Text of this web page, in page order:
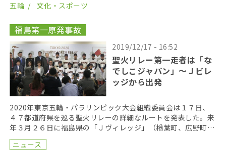
五輪
文化・スポーツ
福島第一原発事故
2019/12/17 - 16:52
聖火リレー第一走者は「な
でしこジャパン」～Ｊビレ
ッジから出発
2020年東京五輪・パラリンピック大会組織委員会は１７日、
４７都道府県を巡る聖火リレーの詳細なルートを発表した。来
年３月２６日に福島県の「Ｊヴィレッジ」（楢葉町、広野町）
からスタートする第１走者は、サッカー女子の日本代表 […]
ニュース